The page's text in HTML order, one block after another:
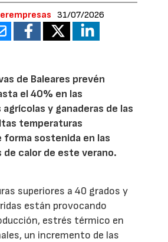
31/07/2026
de Baleares prevén
el 40% en las
y ganaderas de las
temperaturas
forma sostenida en las
de calor de este verano.
superiores a 40 grados y
están provocando
estrés térmico en
un incremento de las